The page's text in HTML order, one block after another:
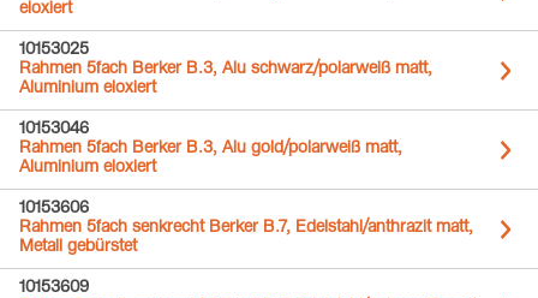
eloxiert
10153025
Rahmen 5fach Berker B.3, Alu schwarz/polarweiß matt,
Aluminium eloxiert
10153046
Rahmen 5fach Berker B.3, Alu gold/polarweiß matt,
Aluminium eloxiert
10153606
Rahmen 5fach senkrecht Berker B.7, Edelstahl/anthrazit matt,
Metall gebürstet
10153609